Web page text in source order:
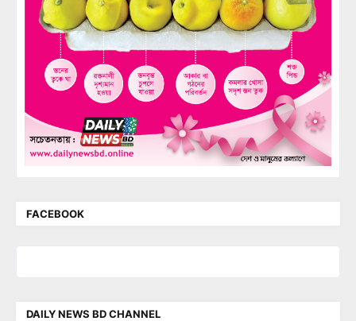
FACEBOOK
DAILY NEWS BD CHANNEL